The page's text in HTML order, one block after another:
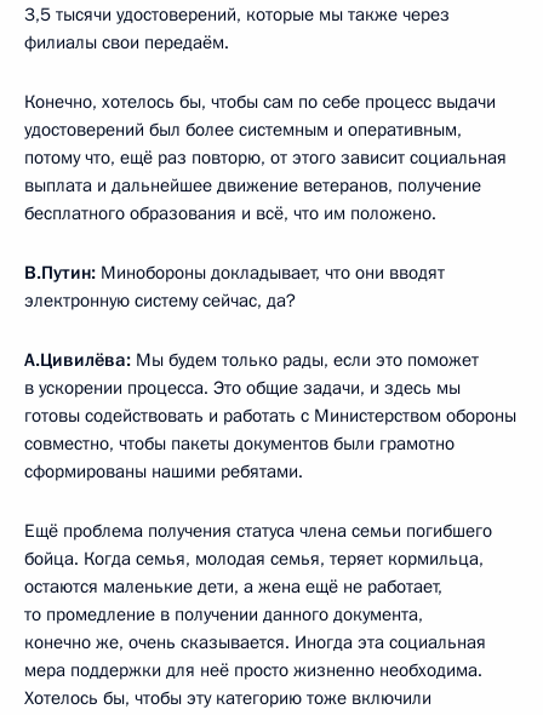
3,5 тысячи удостоверений, которые мы также через
филиалы свои передаём.
Конечно, хотелось бы, чтобы сам по себе процесс выдачи
удостоверений был более системным и оперативным,
потому что, ещё раз повторю, от этого зависит социальная
выплата и дальнейшее движение ветеранов, получение
бесплатного образования и всё, что им положено.
В.Путин: Минобороны докладывает, что они вводят
электронную систему сейчас, да?
А.Цивилёва: Мы будем только рады, если это поможет
в ускорении процесса. Это общие задачи, и здесь мы
готовы содействовать и работать с Министерством обороны
совместно, чтобы пакеты документов были грамотно
сформированы нашими ребятами.
Ещё проблема получения статуса члена семьи погибшего
бойца. Когда семья, молодая семья, теряет кормильца,
остаются маленькие дети, а жена ещё не работает,
то промедление в получении данного документа,
конечно же, очень сказывается. Иногда эта социальная
мера поддержки для неё просто жизненно необходима.
Хотелось бы, чтобы эту категорию тоже включили